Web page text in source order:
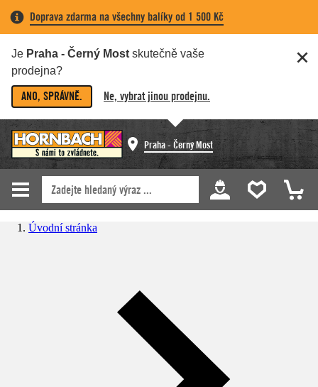
Doprava zdarma na všechny balíky od 1 500 Kč
Je Praha - Černý Most skutečně vaše
prodejna?
ANO, SPRÁVNĚ. Ne, vybrat jinou prodejnu.
Praha - Černý Most
Úvodní stránka